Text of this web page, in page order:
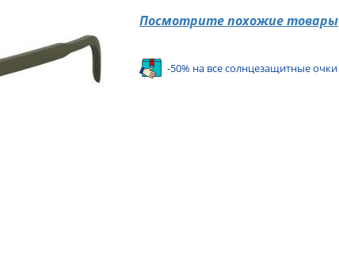
Посмотрите похожие товары
-50% на все солнцезащитные очки